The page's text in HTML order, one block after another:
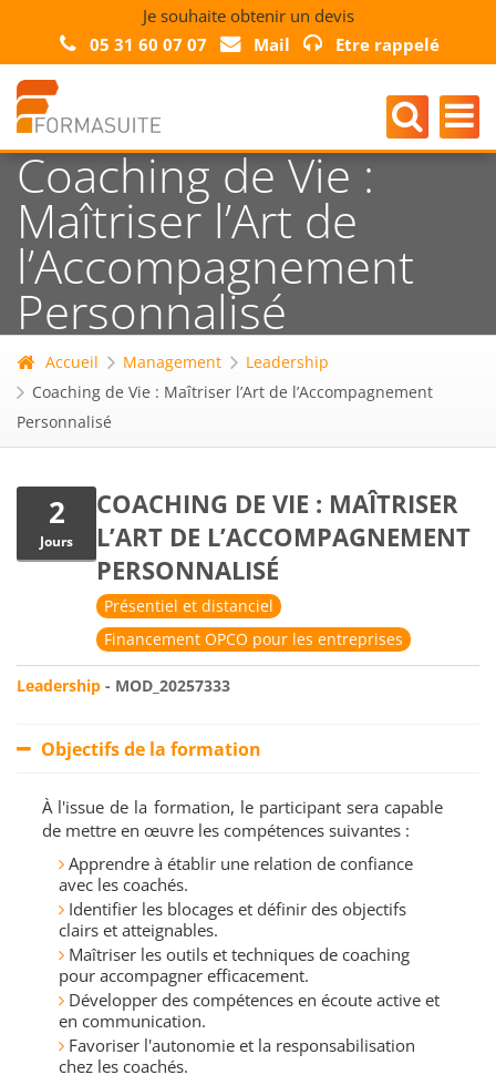
Je souhaite obtenir un devis
05 31 60 07 07
Mail Etre rappelé
Coaching de Vie :
Maîtriser l’Art de
l’Accompagnement
Personnalisé
Accueil Management
Leadership
Coaching de Vie : Maîtriser l’Art de l’Accompagnement
Personnalisé
2
Jours
COACHING DE VIE : MAÎTRISER
L’ART DE L’ACCOMPAGNEMENT
PERSONNALISÉ
Présentiel et distanciel
Financement OPCO pour les entreprises
Leadership - MOD_20257333
Objectifs de la formation
À l'issue de la formation, le participant sera capable
de mettre en œuvre les compétences suivantes :
Apprendre à établir une relation de confiance
avec les coachés.
Identifier les blocages et définir des objectifs
clairs et atteignables.
Maîtriser les outils et techniques de coaching
pour accompagner efficacement.
Développer des compétences en écoute active et
en communication.
Favoriser l'autonomie et la responsabilisation
chez les coachés.